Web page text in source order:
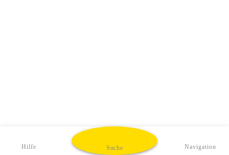
Hilfe Suche Navigation